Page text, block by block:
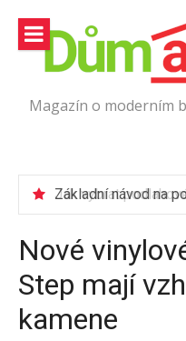
obsah
Magazín o moderním
Nové
Step mají
kamene